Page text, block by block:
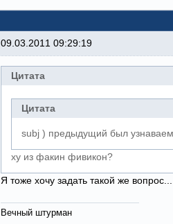
09.03.2011 09:29:19
Цитата
Цитата
subj ) предыдущий был
ху из факин фивикон?
Я тоже хочу задать такой же
Вечный штурман